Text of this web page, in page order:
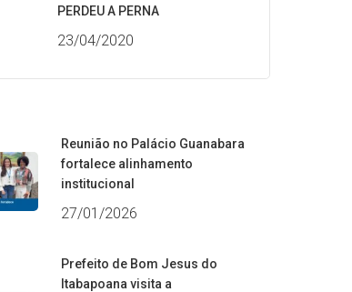
PERDEU A PERNA
23/04/2020
Reunião no Palácio Guanabara
fortalece alinhamento
institucional
27/01/2026
Prefeito de Bom Jesus do
Itabapoana visita a